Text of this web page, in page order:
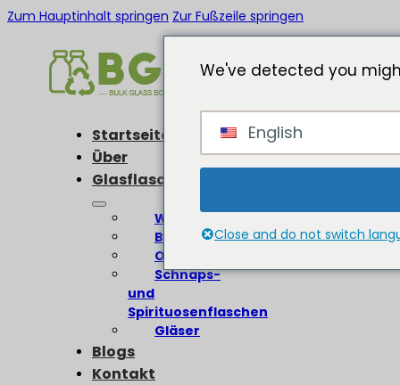
Zum Hauptinhalt springen Zur Fußzeile springen
Startseite
Über
Glasflaschen
Weinflaschen
Bierflaschen
Olivenölflaschen
Schnaps-
und
Spirituosenflaschen
Gläser
Blogs
Kontakt
We've detected you
English
Close and do not switch